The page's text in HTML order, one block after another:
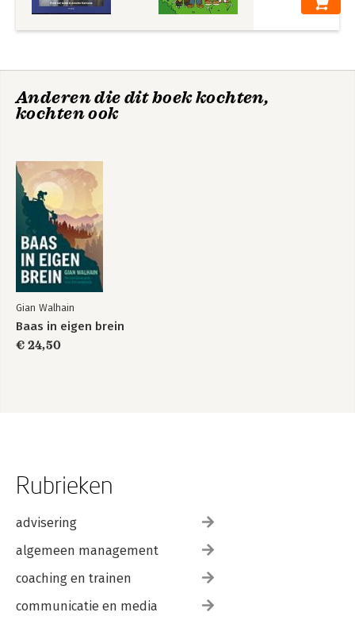
Anderen die dit boek kochten,
kochten ook
Gian Walhain
Baas in eigen brein
€ 24,50
Rubrieken
advisering
algemeen management
coaching en trainen
communicatie en media